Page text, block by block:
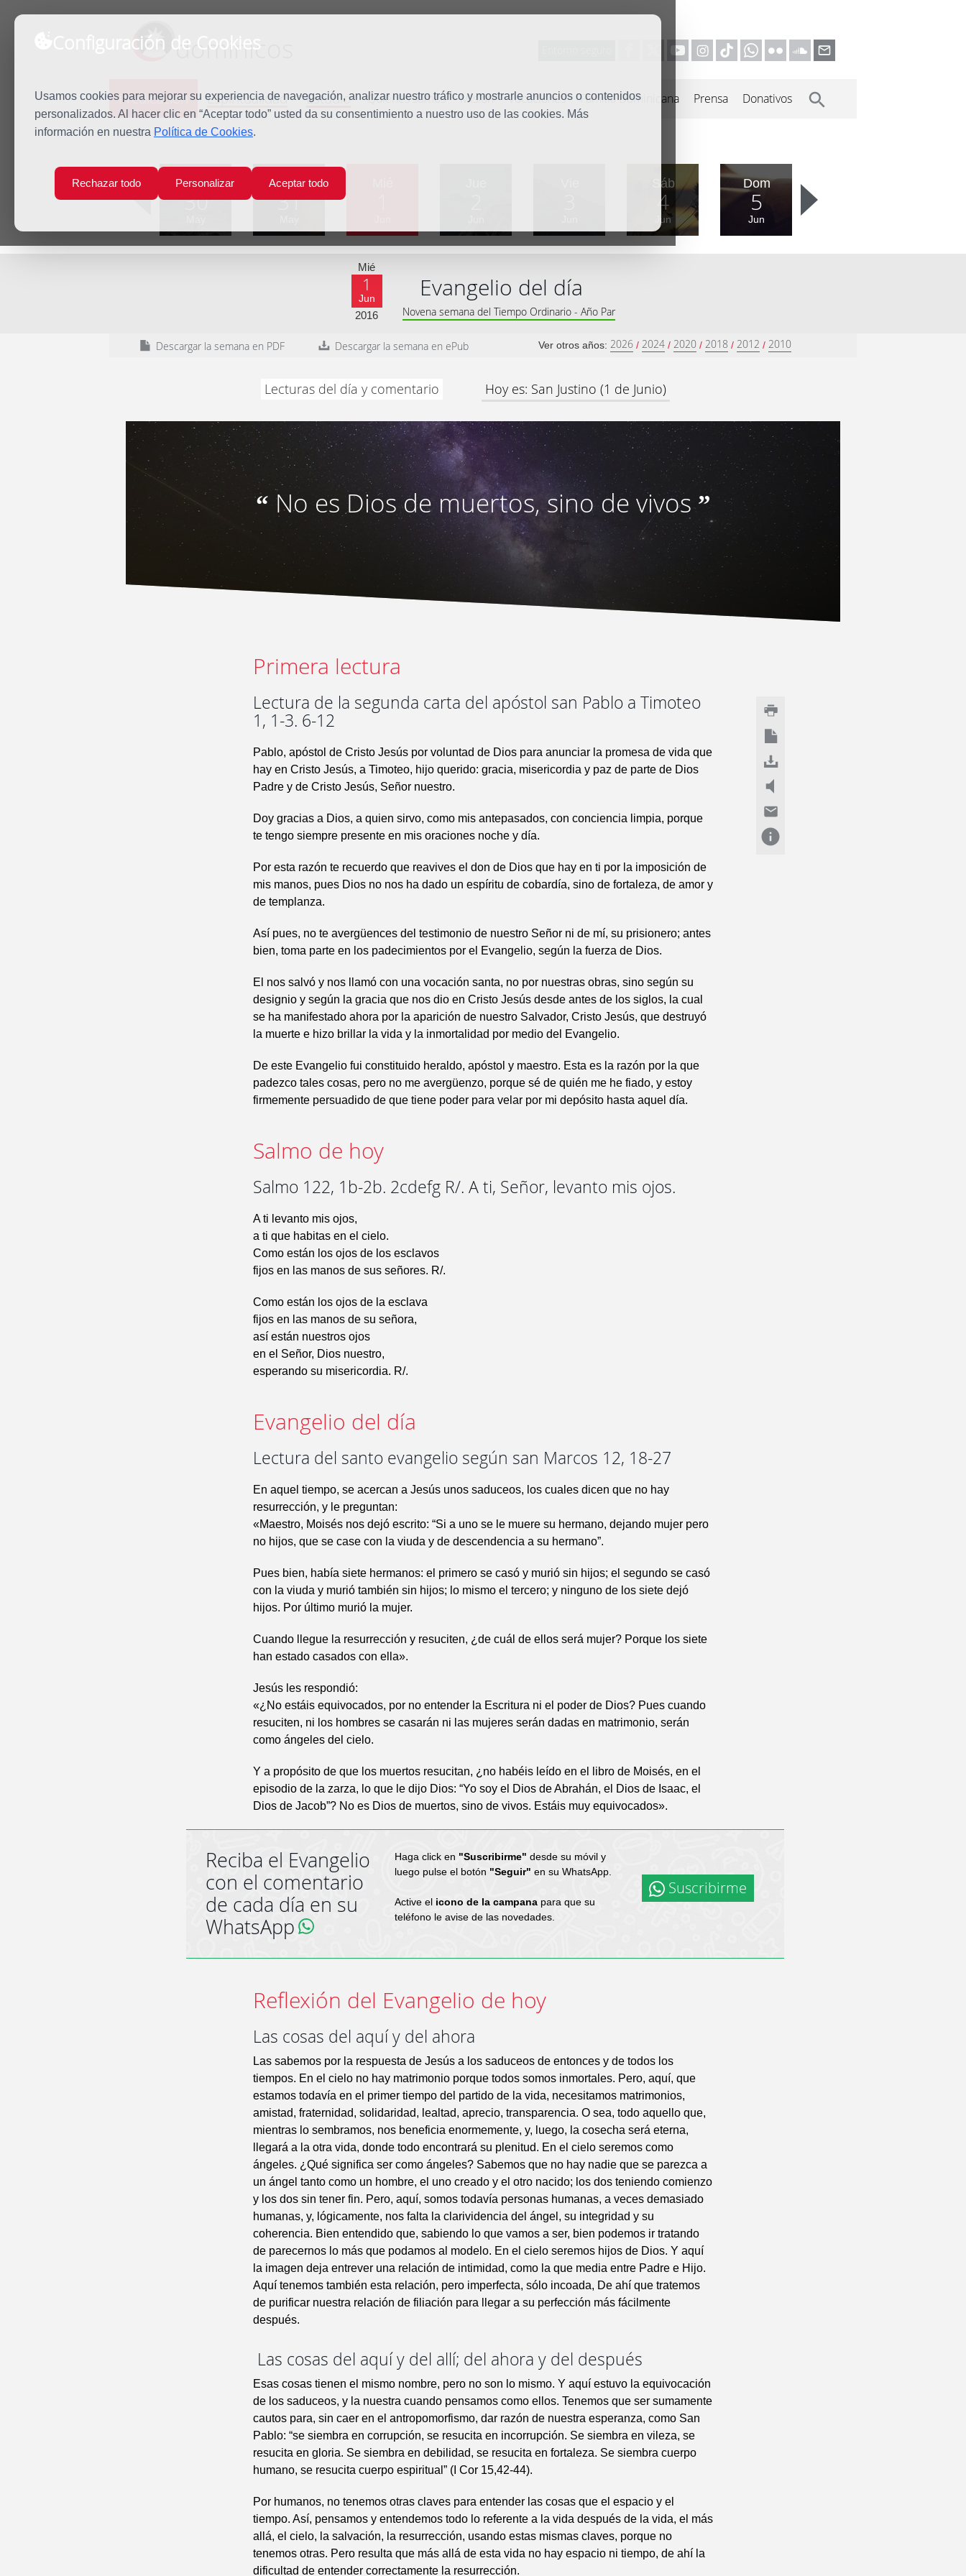
Configuración de Cookies
Usamos cookies para mejorar su experiencia de navegación, analizar nuestro tráfico y mostrarle anuncios o contenidos
personalizados. Al hacer clic en “Aceptar todo” usted da su consentimiento a nuestro uso de las cookies. Más
información en nuestra Política de Cookies.
Rechazar todo Personalizar Aceptar todo
dominicos
Predicación Espiritualidad Estudio Quiénes somos Misión Vocaciones Familia Dominicana Prensa Donativos
Inicio Predicación San Justino
Lun
30
Mar
31
Sáb
4
Jun
Dom
5
Jun
Mié
1
Jun
2016
Evangelio del día
Novena semana del Tiempo Ordinario - Año Par
Descargar la semana en PDF Descargar la semana en ePub Ver otros años: 2026 / 2024 / 2020 / 2018 / 2012 / 2010
Lecturas del día y comentario Hoy es: San Justino (1 de Junio)
“ No es Dios de muertos, sino de vivos”
Primera lectura
Lectura de la segunda carta del apóstol san Pablo a Timoteo
1, 1-3. 6-12
Pablo, apóstol de Cristo Jesús por voluntad de Dios para anunciar la promesa de vida que
hay en Cristo Jesús, a Timoteo, hijo querido: gracia, misericordia y paz de parte de Dios
Padre y de Cristo Jesús, Señor nuestro.
Doy gracias a Dios, a quien sirvo, como mis antepasados, con conciencia limpia, porque
te tengo siempre presente en mis oraciones noche y día.
Por esta razón te recuerdo que reavives el don de Dios que hay en ti por la imposición de
mis manos, pues Dios no nos ha dado un espíritu de cobardía, sino de fortaleza, de amor y
de templanza.
Así pues, no te avergüences del testimonio de nuestro Señor ni de mí, su prisionero; antes
bien, toma parte en los padecimientos por el Evangelio, según la fuerza de Dios.
El nos salvó y nos llamó con una vocación santa, no por nuestras obras, sino según su
designio y según la gracia que nos dio en Cristo Jesús desde antes de los siglos, la cual
se ha manifestado ahora por la aparición de nuestro Salvador, Cristo Jesús, que destruyó
la muerte e hizo brillar la vida y la inmortalidad por medio del Evangelio.
De este Evangelio fui constituido heraldo, apóstol y maestro. Esta es la razón por la que
padezco tales cosas, pero no me avergüenzo, porque sé de quién me he fiado, y estoy
firmemente persuadido de que tiene poder para velar por mi depósito hasta aquel día.
Salmo de hoy
Salmo 122, 1b-2b. 2cdefg R/. A ti, Señor, levanto mis ojos.
A ti levanto mis ojos,
a ti que habitas en el cielo.
Como están los ojos de los esclavos
fijos en las manos de sus señores. R/.
Como están los ojos de la esclava
fijos en las manos de su señora,
así están nuestros ojos
en el Señor, Dios nuestro,
esperando su misericordia. R/.
Evangelio del día
Lectura del santo evangelio según san Marcos 12, 18-27
En aquel tiempo, se acercan a Jesús unos saduceos, los cuales dicen que no hay
resurrección, y le preguntan:
«Maestro, Moisés nos dejó escrito: “Si a uno se le muere su hermano, dejando mujer pero
no hijos, que se case con la viuda y de descendencia a su hermano”.
Pues bien, había siete hermanos: el primero se casó y murió sin hijos; el segundo se casó
con la viuda y murió también sin hijos; lo mismo el tercero; y ninguno de los siete dejó
hijos. Por último murió la mujer.
Cuando llegue la resurrección y resuciten, ¿de cuál de ellos será mujer? Porque los siete
han estado casados con ella».
Jesús les respondió:
«¿No estáis equivocados, por no entender la Escritura ni el poder de Dios? Pues cuando
resuciten, ni los hombres se casarán ni las mujeres serán dadas en matrimonio, serán
como ángeles del cielo.
Y a propósito de que los muertos resucitan, ¿no habéis leído en el libro de Moisés, en el
episodio de la zarza, lo que le dijo Dios: “Yo soy el Dios de Abrahán, el Dios de Isaac, el
Dios de Jacob”? No es Dios de muertos, sino de vivos. Estáis muy equivocados».
Reciba el Evangelio
con el comentario
de cada día en su
WhatsApp
Haga click en "Suscribirme" desde su móvil y
luego pulse el botón "Seguir" en su WhatsApp.
Active el icono de la campanapara que su
teléfono le avise de las novedades.
Suscribirme
Reflexión del Evangelio de hoy
Las cosas del aquí y del ahora
Las sabemos por la respuesta de Jesús a los saduceos de entonces y de todos los
tiempos. En el cielo no hay matrimonio porque todos somos inmortales. Pero, aquí, que
estamos todavía en el primer tiempo del partido de la vida, necesitamos matrimonios,
amistad, fraternidad, solidaridad, lealtad, aprecio, transparencia. O sea, todo aquello que,
mientras lo sembramos, nos beneficia enormemente, y, luego, la cosecha será eterna,
llegará a la otra vida, donde todo encontrará su plenitud. En el cielo seremos como
ángeles. ¿Qué significa ser como ángeles? Sabemos que no hay nadie que se parezca a
un ángel tanto como un hombre, el uno creado y el otro nacido; los dos teniendo comienzo
y los dos sin tener fin. Pero, aquí, somos todavía personas humanas, a veces demasiado
humanas, y, lógicamente, nos falta la clarividencia del ángel, su integridad y su
coherencia. Bien entendido que, sabiendo lo que vamos a ser, bien podemos ir tratando
de parecernos lo más que podamos al modelo. En el cielo seremos hijos de Dios. Y aquí
la imagen deja entrever una relación de intimidad, como la que media entre Padre e Hijo.
Aquí tenemos también esta relación, pero imperfecta, sólo incoada, De ahí que tratemos
de purificar nuestra relación de filiación para llegar a su perfección más fácilmente
después.
Las cosas del aquí y del allí; del ahora y del después
Esas cosas tienen el mismo nombre, pero no son lo mismo. Y aquí estuvo la equivocación
de los saduceos, y la nuestra cuando pensamos como ellos. Tenemos que ser sumamente
cautos para, sin caer en el antropomorfismo, dar razón de nuestra esperanza, como San
Pablo: “se siembra en corrupción, se resucita en incorrupción. Se siembra en vileza, se
resucita en gloria. Se siembra en debilidad, se resucita en fortaleza. Se siembra cuerpo
humano, se resucita cuerpo espiritual” (I Cor 15,42-44).
Por humanos, no tenemos otras claves para entender las cosas que el espacio y el
tiempo. Así, pensamos y entendemos todo lo referente a la vida después de la vida, el más
allá, el cielo, la salvación, la resurrección, usando estas mismas claves, porque no
tenemos otras. Pero resulta que más allá de esta vida no hay espacio ni tiempo, de ahí la
dificultad de entender correctamente la resurrección.